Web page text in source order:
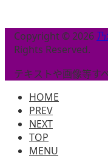
Copyright © 2026
Rights Reserved.
テキストや画像等す
HOME
PREV
NEXT
TOP
MENU